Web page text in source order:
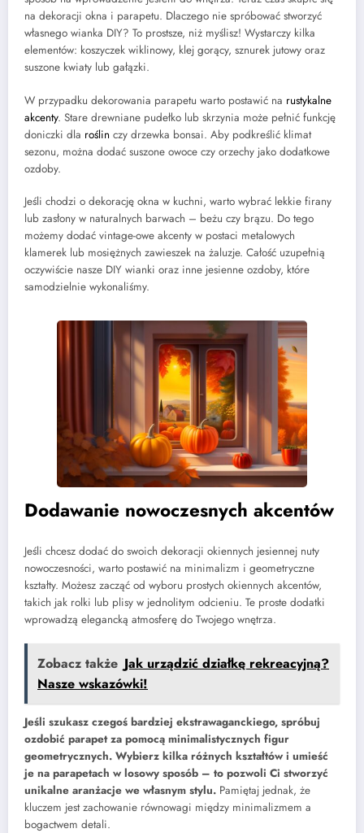
na dekoracji okna i parapetu. Dlaczego nie spróbować stworzyć
własnego wianka DIY? To prostsze, niż myślisz! Wystarczy kilka
elementów: koszyczek wiklinowy, klej gorący, sznurek jutowy oraz
suszone kwiaty lub gałązki.
W przypadku dekorowania parapetu warto postawić na rustykalne
akcenty. Stare drewniane pudełko lub skrzynia może pełnić funkcję
doniczki dla roślin czy drzewka bonsai. Aby podkreślić klimat
sezonu, można dodać suszone owoce czy orzechy jako dodatkowe
ozdoby.
Jeśli chodzi o dekorację okna w kuchni, warto wybrać lekkie firany
lub zasłony w naturalnych barwach – beżu czy brązu. Do tego
możemy dodać vintage-owe akcenty w postaci metalowych
klamerek lub mosiężnych zawieszek na żaluzje. Całość uzupełnią
oczywiście nasze DIY wianki oraz inne jesienne ozdoby, które
samodzielnie wykonaliśmy.
Dodawanie nowoczesnych akcentów
Jeśli chcesz dodać do swoich dekoracji okiennych jesiennej nuty
nowoczesności, warto postawić na minimalizm i geometryczne
kształty. Możesz zacząć od wyboru prostych okiennych akcentów,
takich jak rolki lub plisy w jednolitym odcieniu. Te proste dodatki
wprowadzą elegancką atmosferę do Twojego wnętrza.
Zobacz także Jak urządzić działkę rekreacyjną?
Nasze wskazówki!
Jeśli szukasz czegoś bardziej ekstrawaganckiego, spróbuj
ozdobić parapet za pomocą minimalistycznych figur
geometrycznych. Wybierz kilka różnych kształtów i umieść
je na parapetach w losowy sposób – to pozwoli Ci stworzyć
unikalne aranżacje we własnym stylu. Pamiętaj jednak, że
kluczem jest zachowanie równowagi między minimalizmem a
bogactwem detali.